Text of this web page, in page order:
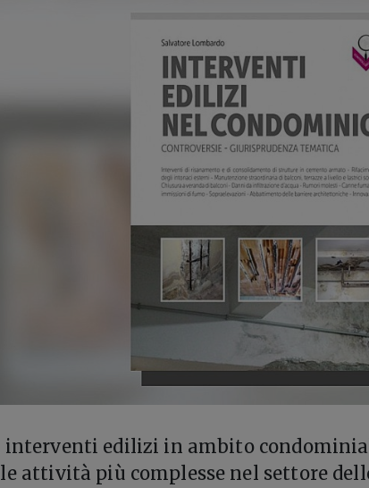
interventi edilizi in ambito
attività più complesse nel settore